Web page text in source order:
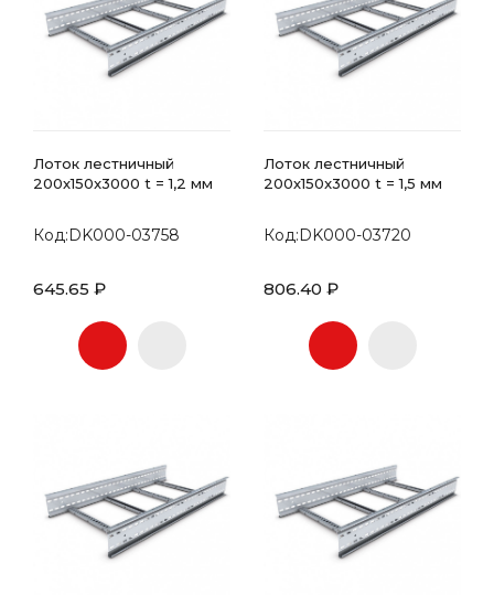
Лоток лестничный
200х150x3000 t = 1,2 мм
Код:DK000-03758
645.65 ₽
Лоток лестничный
200х150x3000 t = 1,5 мм
Код:DK000-03720
806.40 ₽